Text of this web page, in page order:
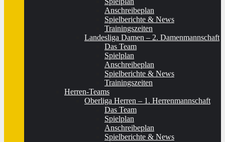
Anschreibeplan
Spielberichte & News
Trainingszeiten
Landesliga Damen – 2. Damenmannschaft
Das Team
Spielplan
Anschreibeplan
Spielberichte & News
Trainingszeiten
Herren-Teams
Oberliga Herren – 1. Herrenmannschaft
Das Team
Spielplan
Anschreibeplan
Spielberichte & News